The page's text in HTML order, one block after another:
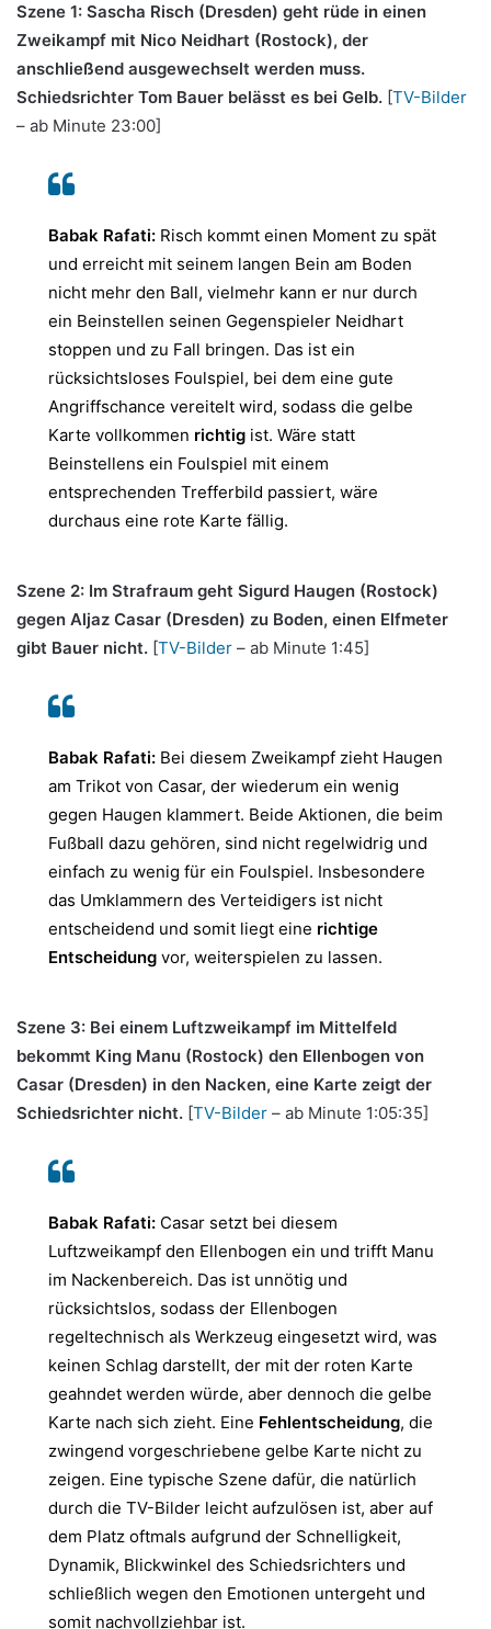
Szene 1: Sascha Risch (Dresden) geht rüde in einen
Zweikampf mit Nico Neidhart (Rostock), der
anschließend ausgewechselt werden muss.
Schiedsrichter Tom Bauer belässt es bei Gelb. [TV-Bilder
– ab Minute 23:00]
Babak Rafati: Risch kommt einen Moment zu spät
und erreicht mit seinem langen Bein am Boden
nicht mehr den Ball, vielmehr kann er nur durch
ein Beinstellen seinen Gegenspieler Neidhart
stoppen und zu Fall bringen. Das ist ein
rücksichtsloses Foulspiel, bei dem eine gute
Angriffschance vereitelt wird, sodass die gelbe
Karte vollkommen richtig ist. Wäre statt
Beinstellens ein Foulspiel mit einem
entsprechenden Trefferbild passiert, wäre
durchaus eine rote Karte fällig.
Szene 2: Im Strafraum geht Sigurd Haugen (Rostock)
gegen Aljaz Casar (Dresden) zu Boden, einen Elfmeter
gibt Bauer nicht. [TV-Bilder – ab Minute 1:45]
Babak Rafati: Bei diesem Zweikampf zieht Haugen
am Trikot von Casar, der wiederum ein wenig
gegen Haugen klammert. Beide Aktionen, die beim
Fußball dazu gehören, sind nicht regelwidrig und
einfach zu wenig für ein Foulspiel. Insbesondere
das Umklammern des Verteidigers ist nicht
entscheidend und somit liegt eine richtige
Entscheidung vor, weiterspielen zu lassen.
Szene 3: Bei einem Luftzweikampf im Mittelfeld
bekommt King Manu (Rostock) den Ellenbogen von
Casar (Dresden) in den Nacken, eine Karte zeigt der
Schiedsrichter nicht. [TV-Bilder – ab Minute 1:05:35]
Babak Rafati: Casar setzt bei diesem
Luftzweikampf den Ellenbogen ein und trifft Manu
im Nackenbereich. Das ist unnötig und
rücksichtslos, sodass der Ellenbogen
regeltechnisch als Werkzeug eingesetzt wird, was
keinen Schlag darstellt, der mit der roten Karte
geahndet werden würde, aber dennoch die gelbe
Karte nach sich zieht. Eine Fehlentscheidung, die
zwingend vorgeschriebene gelbe Karte nicht zu
zeigen. Eine typische Szene dafür, die natürlich
durch die TV-Bilder leicht aufzulösen ist, aber auf
dem Platz oftmals aufgrund der Schnelligkeit,
Dynamik, Blickwinkel des Schiedsrichters und
schließlich wegen den Emotionen untergeht und
somit nachvollziehbar ist.